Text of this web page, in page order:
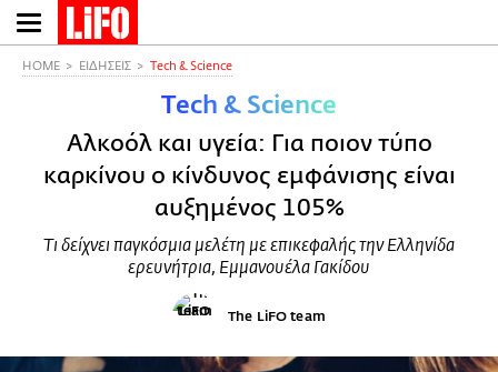
Παράκαμψη
προς
HOME ΕΙΔΗΣΕΙΣ Τech & Science
Τech & Science
Αλκοόλ και υγεία: Για ποιον τύπο
καρκίνου ο κίνδυνος εμφάνισης είναι
αυξημένος 105%
Τι δείχνει παγκόσμια μελέτη με επικεφαλής την Ελληνίδα
ερευνήτρια, Εμμανουέλα Γακίδου
The LiFO team